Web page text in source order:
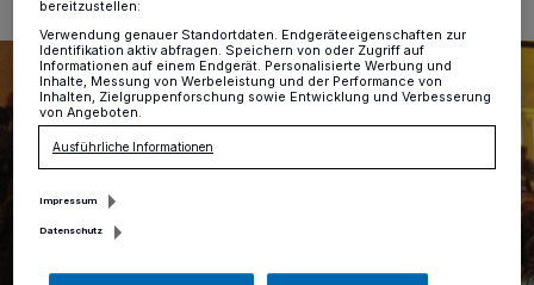
bereitzustellen:
Verwendung genauer Standortdaten. Endgeräteeigenschaften zur
Identifikation aktiv abfragen. Speichern von oder Zugriff auf
Informationen auf einem Endgerät. Personalisierte Werbung und
Inhalte, Messung von Werbeleistung und der Performance von
Inhalten, Zielgruppenforschung sowie Entwicklung und Verbesserung
von Angeboten.
Ausführliche Informationen
Impressum
Datenschutz